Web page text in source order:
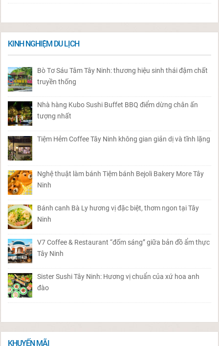
KINH NGHIỆM DU LỊCH
Bò Tơ Sáu Tâm Tây Ninh: thương hiệu sinh thái đậm chất
truyền thống
Nhà hàng Kubo Sushi Buffet BBQ điểm dừng chân ấn
tượng nhất
Tiệm Hẻm Coffee Tây Ninh không gian giản dị và tĩnh lặng
Nghệ thuật làm bánh Tiệm bánh Bejoli Bakery More Tây
Ninh
Bánh canh Bà Ly hương vị đặc biệt, thơm ngon tại Tây
Ninh
V7 Coffee & Restaurant “đốm sáng” giữa bản đồ ẩm thực
Tây Ninh
Sister Sushi Tây Ninh: Hương vị chuẩn của xứ hoa anh
đào
KHUYẾN MÃI